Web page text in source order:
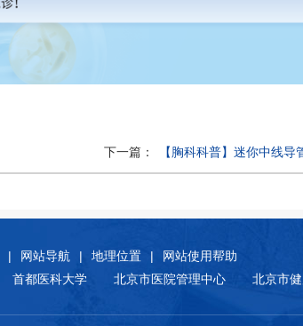
下一篇： 【胸科科普】迷你中线导
| 网站导航 | 地理位置 |
网站使用帮助
首都医科大学 北京市医院管理中心 北京市